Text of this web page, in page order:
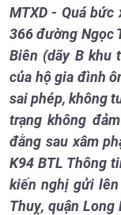
MTXD - Quá
366 đường Ngọc
Biên (dãy B khu
của hộ gia đình
sai phép, không
trạng không
đằng sau xâm
K94 BTL Thông
kiến nghị gửi lên
Thuỵ, quận Long